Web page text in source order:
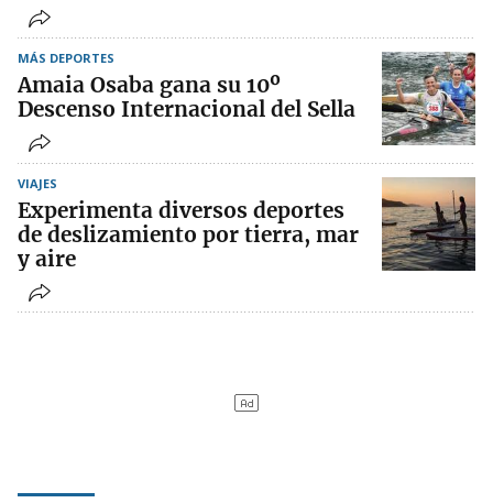
MÁS DEPORTES
Amaia Osaba gana su 10º
Descenso Internacional del Sella
VIAJES
Experimenta diversos deportes
de deslizamiento por tierra, mar
y aire